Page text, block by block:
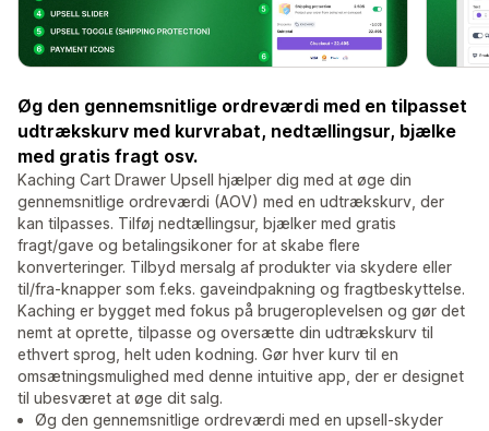
Øg den gennemsnitlige ordreværdi med en tilpasset
udtrækskurv med kurvrabat, nedtællingsur, bjælke
med gratis fragt osv.
Kaching Cart Drawer Upsell hjælper dig med at øge din
gennemsnitlige ordreværdi (AOV) med en udtrækskurv, der
kan tilpasses. Tilføj nedtællingsur, bjælker med gratis
fragt/gave og betalingsikoner for at skabe flere
konverteringer. Tilbyd mersalg af produkter via skydere eller
til/fra-knapper som f.eks. gaveindpakning og fragtbeskyttelse.
Kaching er bygget med fokus på brugeroplevelsen og gør det
nemt at oprette, tilpasse og oversætte din udtrækskurv til
ethvert sprog, helt uden kodning. Gør hver kurv til en
omsætningsmulighed med denne intuitive app, der er designet
til ubesværet at øge dit salg.
Øg den gennemsnitlige ordreværdi med en upsell-skyder